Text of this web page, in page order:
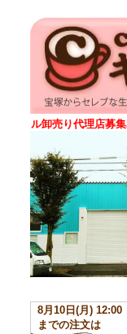
り代理店募集50本から